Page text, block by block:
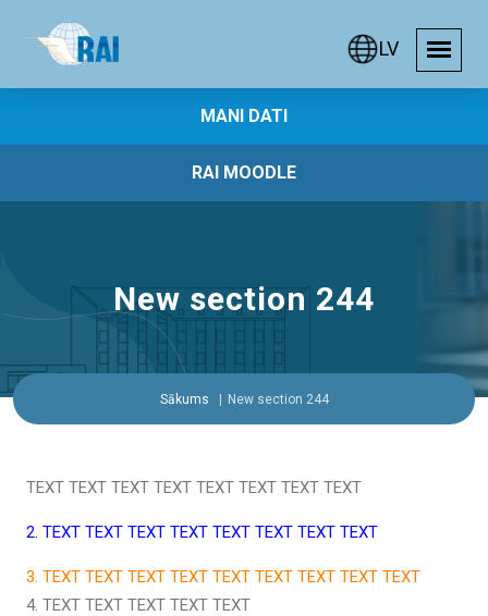
LV
MANI DATI
RAI MOODLE
New section 244
Sākums New section 244
TEXT TEXT TEXT TEXT TEXT TEXT TEXT TEXT
2. TEXT TEXT TEXT TEXT TEXT TEXT TEXT TEXT
3. TEXT TEXT TEXT TEXT TEXT TEXT TEXT TEXT TEXT
4. TEXT TEXT TEXT TEXT TEXT